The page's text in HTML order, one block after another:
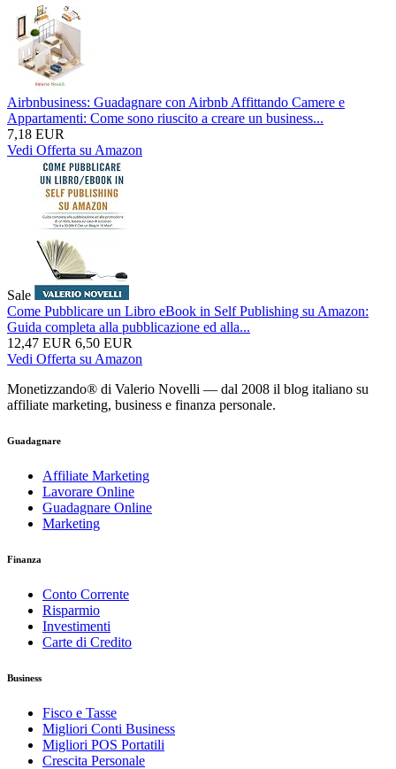
Airbnbusiness: Guadagnare con Airbnb Affittando Camere e
Appartamenti: Come sono riuscito a creare un business...
7,18 EUR
Vedi Offerta su Amazon
Sale
Come Pubblicare un Libro eBook in Self Publishing su Amazon:
Guida completa alla pubblicazione ed alla...
12,47 EUR 6,50 EUR
Vedi Offerta su Amazon
Monetizzando® di Valerio Novelli — dal 2008 il blog italiano su
affiliate marketing, business e finanza personale.
Guadagnare
Affiliate Marketing
Lavorare Online
Guadagnare Online
Marketing
Finanza
Conto Corrente
Risparmio
Investimenti
Carte di Credito
Business
Fisco e Tasse
Migliori Conti Business
Migliori POS Portatili
Crescita Personale